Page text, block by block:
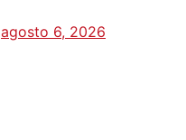
agosto 6, 2026